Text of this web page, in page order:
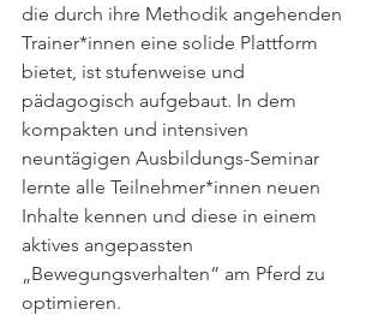
die durch ihre Methodik angehenden
Trainer*innen eine solide Plattform
bietet, ist stufenweise und
pädagogisch aufgebaut. In dem
kompakten und intensiven
neuntägigen Ausbildungs-Seminar
lernte alle Teilnehmer*innen neuen
Inhalte kennen und diese in einem
aktives angepassten
„Bewegungsverhalten“ am Pferd zu
optimieren.